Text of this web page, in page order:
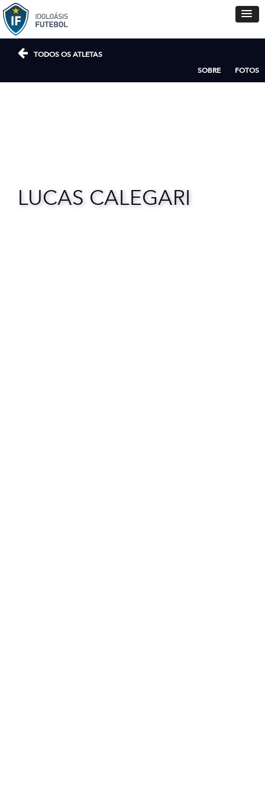
TODOS OS ATLETAS
SOBRE
FOTOS
LUCAS CALEGARI